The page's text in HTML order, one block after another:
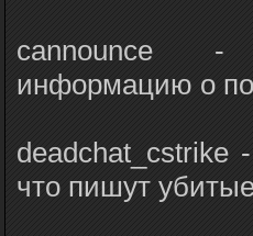
cannounce -
информацию о
deadchat_cstrike
что пишут